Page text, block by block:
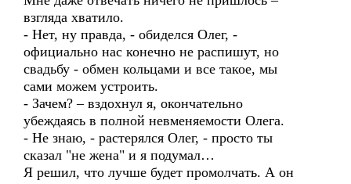
взгляда хватило.
- Нет, ну правда, - обиделся Олег, -
официально нас конечно не распишут, но
свадьбу - обмен кольцами и все такое, мы
сами можем устроить.
- Зачем? – вздохнул я, окончательно
убеждаясь в полной невменяемости Олега.
- Не знаю, - растерялся Олег, - просто ты
сказал "не жена" и я подумал…
Я решил, что лучше будет промолчать. А он